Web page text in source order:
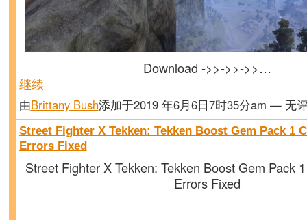
Download ->>->>->>…
继续
由Brittany Bush添加于2019 年6月6日7时35分am — 无
Street Fighter X Tekken: Tekken Boost Gem Pack 1
Errors Fixed
Street Fighter X Tekken: Tekken Boost Gem Pack
Errors Fixed